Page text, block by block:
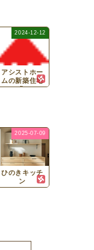
アシストホー
ムの新築住宅
集
2024-12-12
ひのきキッチ
ン
2025-07-09